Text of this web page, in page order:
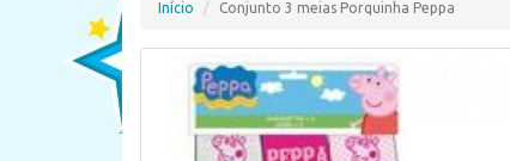
Início Conjunto 3 meias Porquinha Peppa